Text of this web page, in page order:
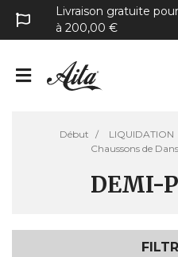
Livraison gratuite
à 200,00 €
Début LIQUIDATION
Chaussons de
DEMI-